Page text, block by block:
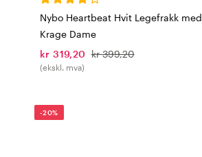
Nybo Heartbeat Hvit Legefrakk med
Krage Dame
kr 319,20 kr 399,20
(ekskl. mva)
-20%